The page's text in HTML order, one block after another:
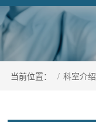
当前位置： / 科室介绍